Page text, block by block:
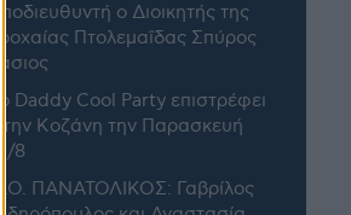
Υποδιευθυντή ο Διοικητής της
Τροχαίας Πτολεμαΐδας Σπύρος
Τάσιος
Το Daddy Cool Party επιστρέφει
στην Κοζάνη την Παρασκευή
21/8
Α.Ο. ΠΑΝΑΤΟΛΙΚΟΣ: Γαβρίλος